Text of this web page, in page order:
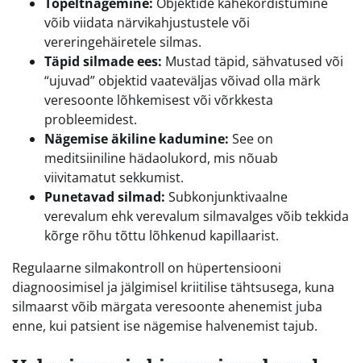
Topeltnägemine: Objektide kahekordistumine
võib viidata närvikahjustustele või
vereringehäiretele silmas.
Täpid silmade ees: Mustad täpid, sähvatused või
“ujuvad” objektid vaateväljas võivad olla märk
veresoonte lõhkemisest või võrkkesta
probleemidest.
Nägemise äkiline kadumine: See on
meditsiiniline hädaolukord, mis nõuab
viivitamatut sekkumist.
Punetavad silmad: Subkonjunktivaalne
verevalum ehk verevalum silmavalges võib tekkida
kõrge rõhu tõttu lõhkenud kapillaarist.
Regulaarne silmakontroll on hüpertensiooni
diagnoosimisel ja jälgimisel kriitilise tähtsusega, kuna
silmaarst võib märgata veresoonte ahenemist juba
enne, kui patsient ise nägemise halvenemist tajub.